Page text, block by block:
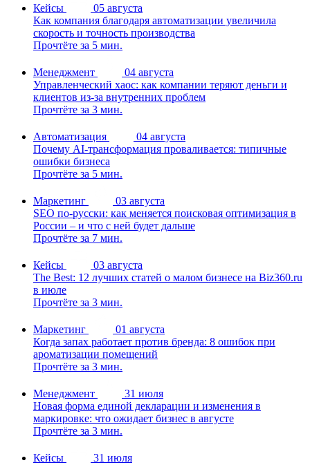
Кейсы
05 августа
Как компания благодаря автоматизации увеличила
скорость и точность производства
Прочтёте за 5 мин.
Менеджмент
04 августа
Управленческий хаос: как компании теряют деньги и
клиентов из-за внутренних проблем
Прочтёте за 3 мин.
Автоматизация
04 августа
Почему AI-трансформация проваливается: типичные
ошибки бизнеса
Прочтёте за 5 мин.
Маркетинг
03 августа
SEO по-русски: как меняется поисковая оптимизация в
России – и что с ней будет дальше
Прочтёте за 7 мин.
Кейсы
03 августа
The Best: 12 лучших статей о малом бизнесе на Biz360.ru
в июле
Прочтёте за 3 мин.
Маркетинг
01 августа
Когда запах работает против бренда: 8 ошибок при
ароматизации помещений
Прочтёте за 3 мин.
Менеджмент
31 июля
Новая форма единой декларации и изменения в
маркировке: что ожидает бизнес в августе
Прочтёте за 3 мин.
Кейсы
31 июля